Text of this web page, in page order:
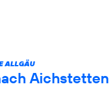
ALLGÄU
Aichstetten